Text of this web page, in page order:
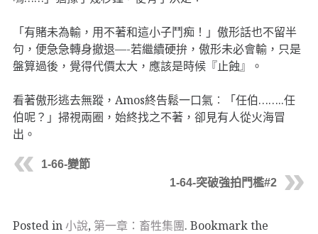
「有賭未為輸，用不著和這小子鬥痴！」傲形話也不留半
句，便急急轉身撤退—-若繼續硬拚，傲形未必會輸，只是
盤算過後，覺得代價太大，應該是時候『止蝕』。
看著傲形逃去無蹤，Amos終告鬆一口氣︰「任伯……..任
伯呢？」掃視兩圈，始終找之不著，卻見有人從火海冒
出。
1-66-變節
1-64-突破強拍門檻#2
Posted in小說, 第一章：畜牲集團. Bookmark the